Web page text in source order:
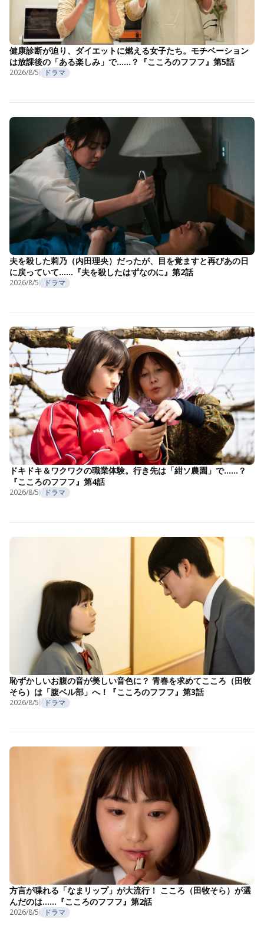
健康診断が迫り、ダイエットに燃える女子たち。モチベーション
は放課後の「ある楽しみ」で……？『こころのフフフ』第5話
2026/8/5 ドラマ
夫を殺した莉乃（内田理央）だったが、目を覚ますと再びあの日
に戻っていて……『夫を殺したはずなのに』第2話
2026/8/5 ドラマ
ドキドキ＆ワクワクの職業体験。行き先は「紺ソ農園」で……？
『こころのフフフ』第4話
2026/8/5 ドラマ
恥ずかしいお腹の音が美しい音色に？ 青春を求めてこころ（田牧
そら）は「腹ベル部」へ！『こころのフフフ』第3話
2026/8/5 ドラマ
方言が喋れる「なまリップ」が大流行！ こころ（田牧そら）が選
んだのは……『こころのフフフ』第2話
2026/8/5 ドラマ